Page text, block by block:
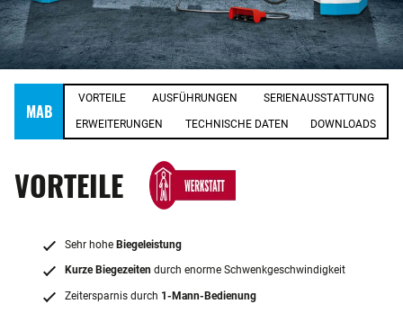
MAB
VORTEILE AUSFÜHRUNGEN SERIENAUSSTATTUNG
ERWEITERUNGEN TECHNISCHE DATEN DOWNLOADS
VORTEILE
Sehr hohe Biegeleistung
Kurze Biegezeiten durch enorme Schwenkgeschwindigkeit
Zeitersparnis durch 1-Mann-Bedienung